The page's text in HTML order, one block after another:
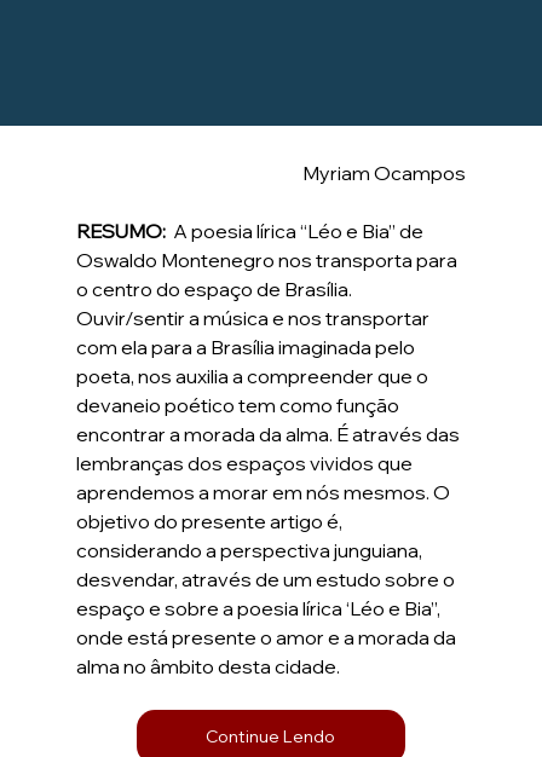
Myriam Ocampos
RESUMO: A poesia lírica “Léo e Bia” de
Oswaldo Montenegro nos transporta para
o centro do espaço de Brasília.
Ouvir/sentir a música e nos transportar
com ela para a Brasília imaginada pelo
poeta, nos auxilia a compreender que o
devaneio poético tem como função
encontrar a morada da alma. É através das
lembranças dos espaços vividos que
aprendemos a morar em nós mesmos. O
objetivo do presente artigo é,
considerando a perspectiva junguiana,
desvendar, através de um estudo sobre o
espaço e sobre a poesia lírica ‘Léo e Bia”,
onde está presente o amor e a morada da
alma no âmbito desta cidade.
Continue Lendo